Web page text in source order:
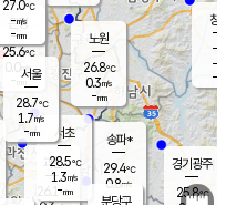
과천
26.1℃
경기광주
25.8℃
창
-
-m/
-
은평
25.6℃
0.0 m/s
- mm
노원
26.8℃
0.3m/s
-mm
송파*
29.4℃
0.8m/s
-mm
서초
28.5℃
1.3m/s
-mm
분당구
27.0℃
-m/s
-mm
서울
28.7℃
1.7m/s
-mm